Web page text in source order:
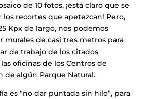
de 10 fotos, ¡está claro que se
los recortes que apetezcan! Pero,
Kpx de largo, nos podemos
murales de casi tres metros para
de trabajo de los citados
oficinas de los Centros de
de algún Parque Natural.
es “no dar puntada sin hilo”, para